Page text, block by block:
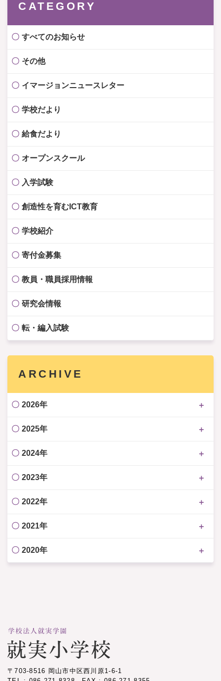
CATEGORY
すべてのお知らせ
その他
イマージョンニュースレター
学校だより
給食だより
オープンスクール
入学試験
創造性を育むICT教育
学校紹介
寄付金募集
教員・職員採用情報
研究会情報
転・編入試験
ARCHIVE
2026年
2025年
2024年
2023年
2022年
2021年
2020年
〒703-8516 岡山市中区西川原1-6-1